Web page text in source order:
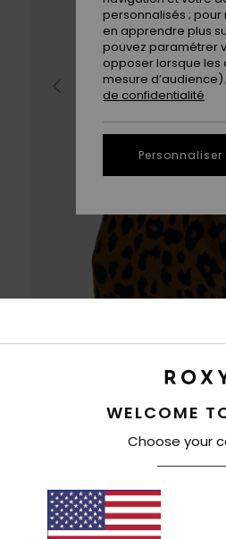
WELCOME
Choose your
personnalisés ;
en apprendre plus
pouvez paramétrer
opposer lorsque les
mesure
de confidentialité